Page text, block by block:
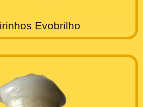
Evobrilho